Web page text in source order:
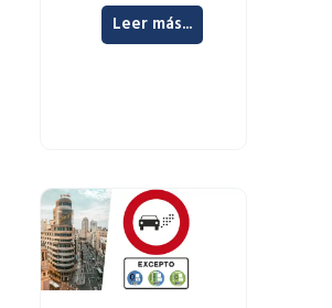
Leer más...